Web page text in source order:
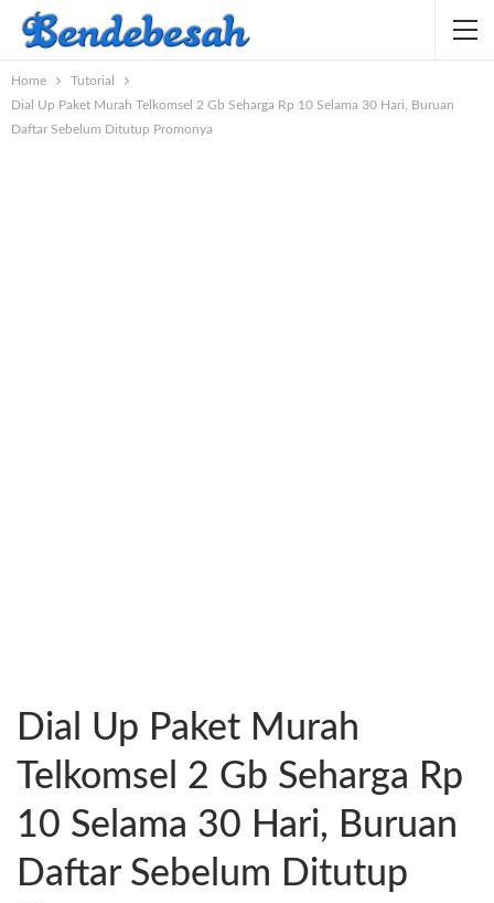
Home
Tutorial
Dial Up Paket Murah Telkomsel 2 Gb Seharga Rp 10 Selama 30 Hari, Buruan
Daftar Sebelum Ditutup Promonya
Dial Up Paket Murah
Telkomsel 2 Gb Seharga Rp
10 Selama 30 Hari, Buruan
Daftar Sebelum Ditutup